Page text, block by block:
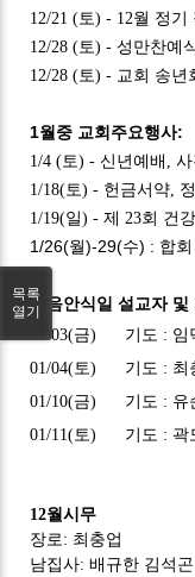
12/21 (토) - 12월 정기
12/28 (토) - 성만찬예
12/28 (토) - 교회 송년
1월중 교회주요행사:
1/4 (토) - 신년예배, 사
1/18(토) - 헌금서약,
1/19(일) - 제 23회 건
1/26(월)-29(수) : 합
다음안식일 설교자 및
01/03(금) 기도 :
01/04(토) 기도 :
01/10(금) 기도 :
01/11(토) 기도 :
12월시무
장로: 최충업
남집사:배규한 김석곤
목록
열기